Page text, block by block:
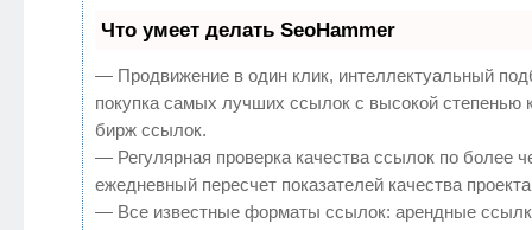
Что умеет делать SeoHammer
— Продвижение в один клик, интеллектуальный
покупка самых лучших ссылок с высокой степенью
бирж ссылок.
— Регулярная проверка качества ссылок по более
ежедневный пересчет показателей качества
— Все известные форматы ссылок: арендные